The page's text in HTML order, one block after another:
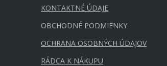
KONTAKTNÉ ÚDAJE
OBCHODNÉ PODMIENKY
OCHRANA OSOBNÝCH ÚDAJOV
RÁDCA K NÁKUPU